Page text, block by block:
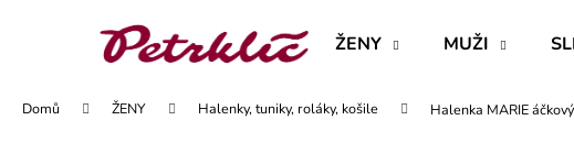
ŽENY MUŽI
Domů ŽENY Halenky, tuniky, roláky, košile Halenka MARIE
Zpět
obchodu
Zpět
obchodu
Co